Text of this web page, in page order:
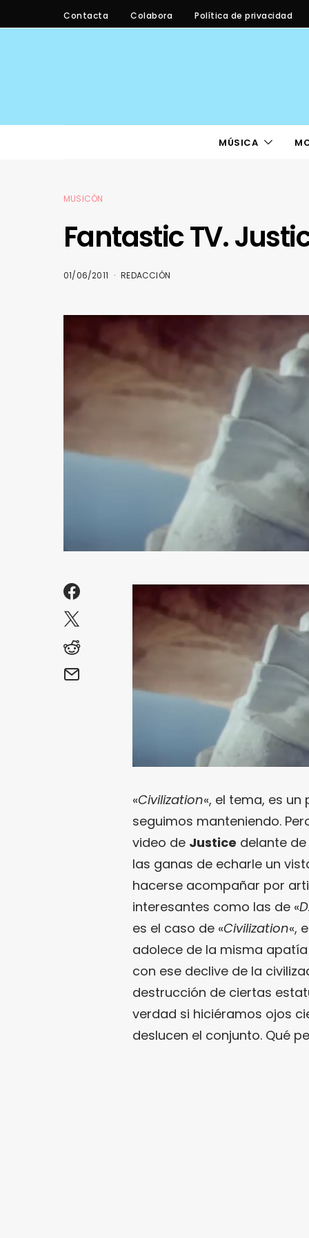
Contacta Colabora Política de privacidad
MÚSICA
MUSICÓN
Fantastic TV.
01/06/2011 REDACCIÓN
«Civilization«, el tema, es
seguimos manteniendo.
video de Justice delante
las ganas de echarle un
hacerse acompañar por
interesantes como las de «
es el caso de «Civilization«,
adolece de la misma
con ese declive de la
destrucción de ciertas
verdad si hiciéramos ojos
deslucen el conjunto. Qué